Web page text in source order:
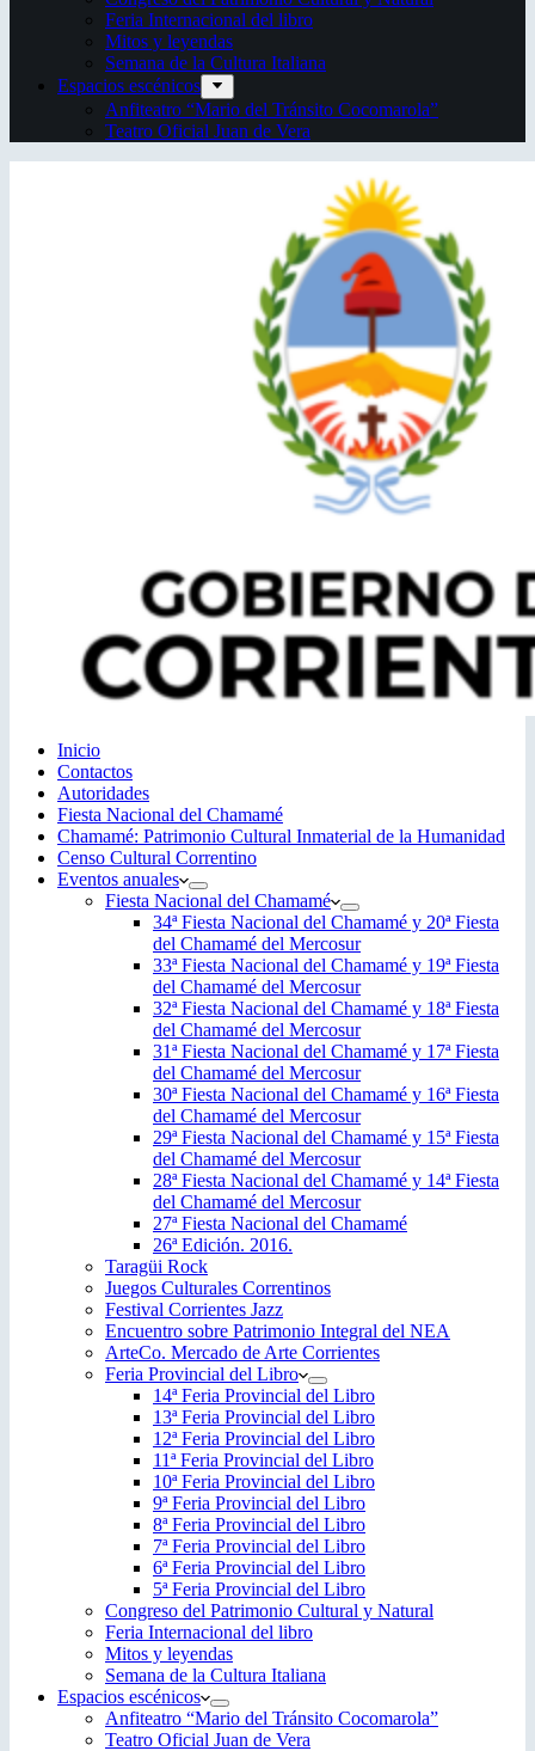
Feria Internacional del libro
Mitos y leyendas
Semana de la Cultura Italiana
Espacios escénicos
Anfiteatro “Mario del Tránsito Cocomarola”
Teatro Oficial Juan de Vera
Inicio
Contactos
Autoridades
Fiesta Nacional del Chamamé
Chamamé: Patrimonio Cultural Inmaterial de la Humanidad
Censo Cultural Correntino
Eventos anuales
Fiesta Nacional del Chamamé
34ª Fiesta Nacional del Chamamé y 20ª Fiesta
del Chamamé del Mercosur
33ª Fiesta Nacional del Chamamé y 19ª Fiesta
del Chamamé del Mercosur
32ª Fiesta Nacional del Chamamé y 18ª Fiesta
del Chamamé del Mercosur
31ª Fiesta Nacional del Chamamé y 17ª Fiesta
del Chamamé del Mercosur
30ª Fiesta Nacional del Chamamé y 16ª Fiesta
del Chamamé del Mercosur
29ª Fiesta Nacional del Chamamé y 15ª Fiesta
del Chamamé del Mercosur
28ª Fiesta Nacional del Chamamé y 14ª Fiesta
del Chamamé del Mercosur
27ª Fiesta Nacional del Chamamé
26ª Edición. 2016.
Taragüi Rock
Juegos Culturales Correntinos
Festival Corrientes Jazz
Encuentro sobre Patrimonio Integral del NEA
ArteCo. Mercado de Arte Corrientes
Feria Provincial del Libro
14ª Feria Provincial del Libro
13ª Feria Provincial del Libro
12ª Feria Provincial del Libro
11ª Feria Provincial del Libro
10ª Feria Provincial del Libro
9ª Feria Provincial del Libro
8ª Feria Provincial del Libro
7ª Feria Provincial del Libro
6ª Feria Provincial del Libro
5ª Feria Provincial del Libro
Congreso del Patrimonio Cultural y Natural
Feria Internacional del libro
Mitos y leyendas
Semana de la Cultura Italiana
Espacios escénicos
Anfiteatro “Mario del Tránsito Cocomarola”
Teatro Oficial Juan de Vera